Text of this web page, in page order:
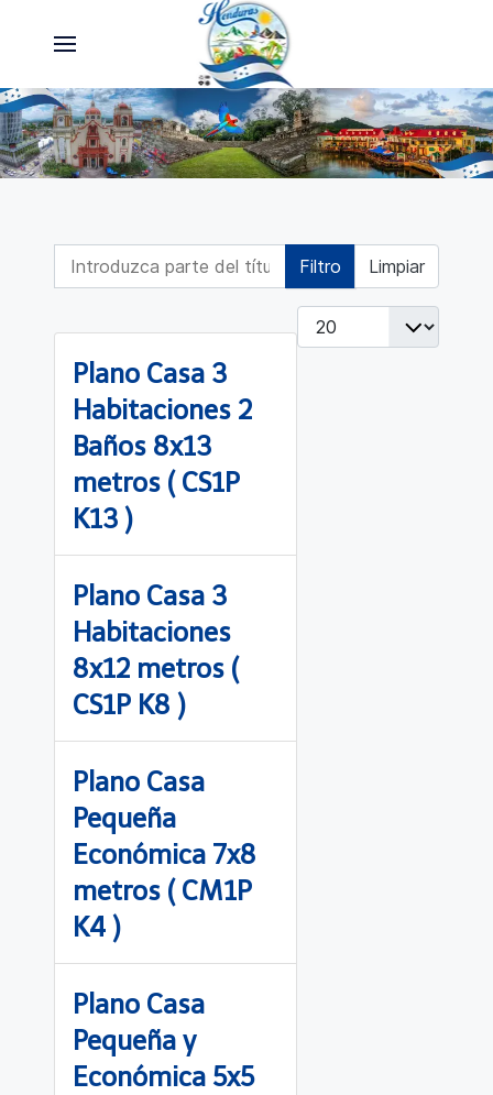
Introduzca parte del título Filtro Limpiar
Cantidad
Plano Casa 3
Habitaciones 2
Baños 8x13
metros ( CS1P
K13 )
Plano Casa 3
Habitaciones
8x12 metros (
CS1P K8 )
Plano Casa
Pequeña
Económica 7x8
metros ( CM1P
K4 )
Plano Casa
Pequeña y
Económica 5x5